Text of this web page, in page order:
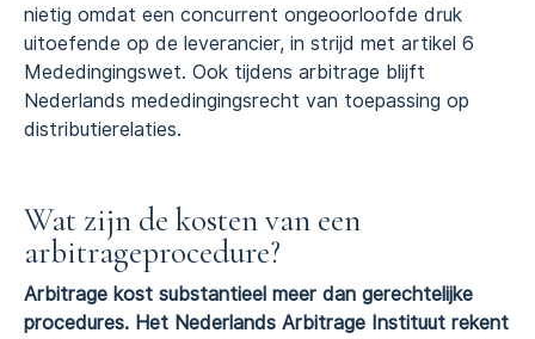
nietig omdat een concurrent ongeoorloofde druk
uitoefende op de leverancier, in strijd met artikel 6
Mededingingswet. Ook tijdens arbitrage blijft
Nederlands mededingingsrecht van toepassing op
distributierelaties.
Wat zijn de kosten van een
arbitrageprocedure?
Arbitrage kost substantieel meer dan gerechtelijke
procedures. Het Nederlands Arbitrage Instituut rekent